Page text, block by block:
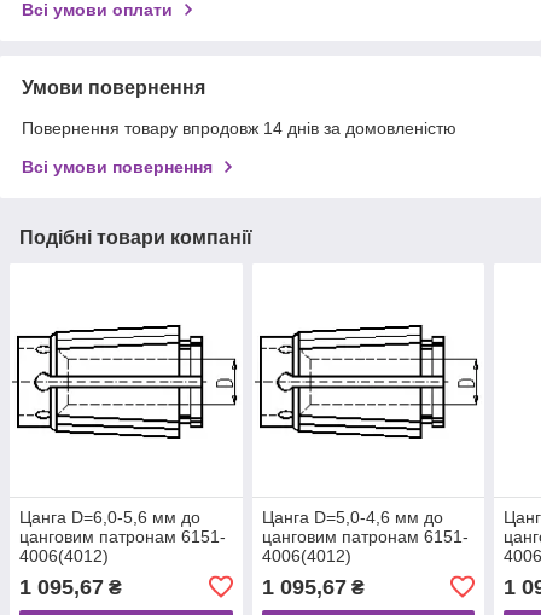
Всі умови оплати
Умови повернення
Повернення товару впродовж 14 днів за домовленістю
Всі умови повернення
Подібні товари компанії
Цанга D=6,0-5,6 мм до
цанговим патронам 6151-
4006(4012)
1 095,67 ₴
Цанга D=5,0-4,6 мм до
цанговим патронам 6151-
4006(4012)
1 095,67₴ 1